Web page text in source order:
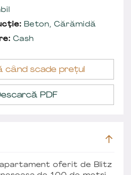
Beton, Cărămidă
Cash
când scade prețul
PDF
oferit de Blitz